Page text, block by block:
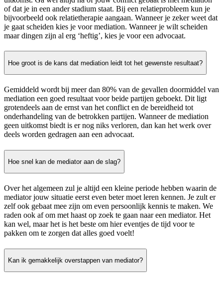
of dat je in een ander stadium staat. Bij een relatieprobleem kun je
bijvoorbeeld ook relatietherapie aangaan. Wanneer je zeker weet dat
je gaat scheiden kies je voor mediation. Wanneer je wilt scheiden
maar dingen zijn al erg ‘heftig’, kies je voor een advocaat.
Hoe groot is de kans dat mediation leidt tot het gewenste resultaat?
Gemiddeld wordt bij meer dan 80% van de gevallen doormiddel van
mediation een goed resultaat voor beide partijen geboekt. Dit ligt
grotendeels aan de ernst van het conflict en de bereidheid tot
onderhandeling van de betrokken partijen. Wanneer de mediation
geen uitkomst biedt is er nog niks verloren, dan kan het werk over
deels worden gedragen aan een advocaat.
Hoe snel kan de mediator aan de slag?
Over het algemeen zul je altijd een kleine periode hebben waarin de
mediator jouw situatie eerst even beter moet leren kennen. Je zult er
zelf ook gebaat mee zijn om even persoonlijk kennis te maken. We
raden ook af om met haast op zoek te gaan naar een mediator. Het
kan wel, maar het is het beste om hier eventjes de tijd voor te
pakken om te zorgen dat alles goed voelt!
Kan ik gemakkelijk overstappen van mediator?